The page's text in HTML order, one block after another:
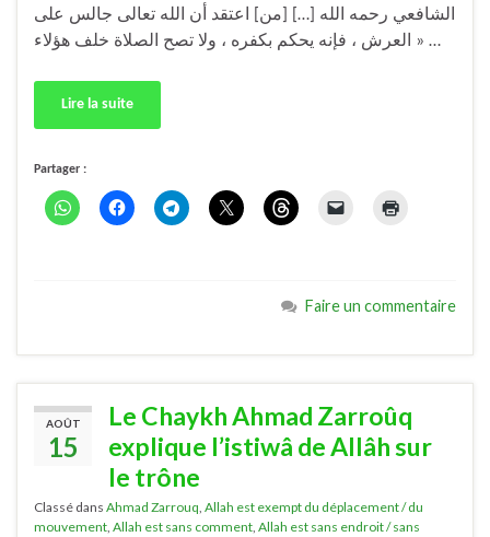
الشافعي رحمه الله […] [من] اعتقد أن الله تعالی جالس على
العرش ، فإنه يحكم بكفره ، ولا تصح الصلاة خلف هؤلاء » …
Lire la suite
Partager :
Faire un commentaire
AOÛT
15
Le Chaykh Ahmad Zarroûq
explique l’istiwâ de Allâh sur
le trône
Classé dans Ahmad Zarrouq, Allah est exempt du déplacement / du
mouvement, Allah est sans comment, Allah est sans endroit / sans